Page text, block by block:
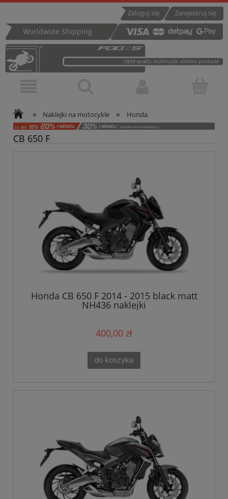
Zarejestruj się
Zaloguj się
Worldwide Shipping
» Naklejki na motocykle » Honda
CB 650 F
Honda CB 650 F 2014 - 2015 black matt
NH436 naklejki
400,00 zł
do koszyka